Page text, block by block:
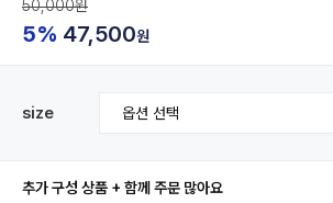
50,000원
5% 47,500원
size
추가 구성 상품 + 함께 주문 많아요